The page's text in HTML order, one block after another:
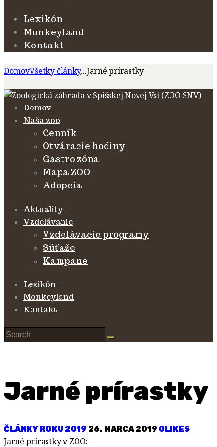
Lexikón
Monkeyland
Kontakt
DomovVšetky články...Jarné prírastky
Domov
Naša zoo
Cenník
Otváracie hodiny
Gastro zóna
Mapa ZOO
Adopcia
Aktuality
Vzdelávanie
Vzdelávacie programy
Súťaže
Kampane
Lexikón
Monkeyland
Kontakt
Jarné prírastky
ČLÁNKY ROKU 2019 26. MARCA 2019 0LIKES
Jarné prírastky v ZOO: